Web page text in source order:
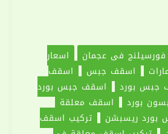
في عجمان
اسعار
اسقف جبس
اسقف
جبس بورد
اسقف جبس بورد
بورد
اسقف معلقة
ريسبشن
تركيب اسقف